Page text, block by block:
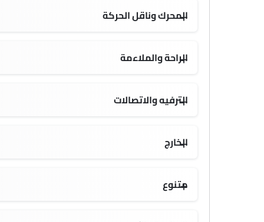
المحرك وناقل الحركة
الراحة والملاءمة
الترفيه والاتصالات
الخارج
متنوع